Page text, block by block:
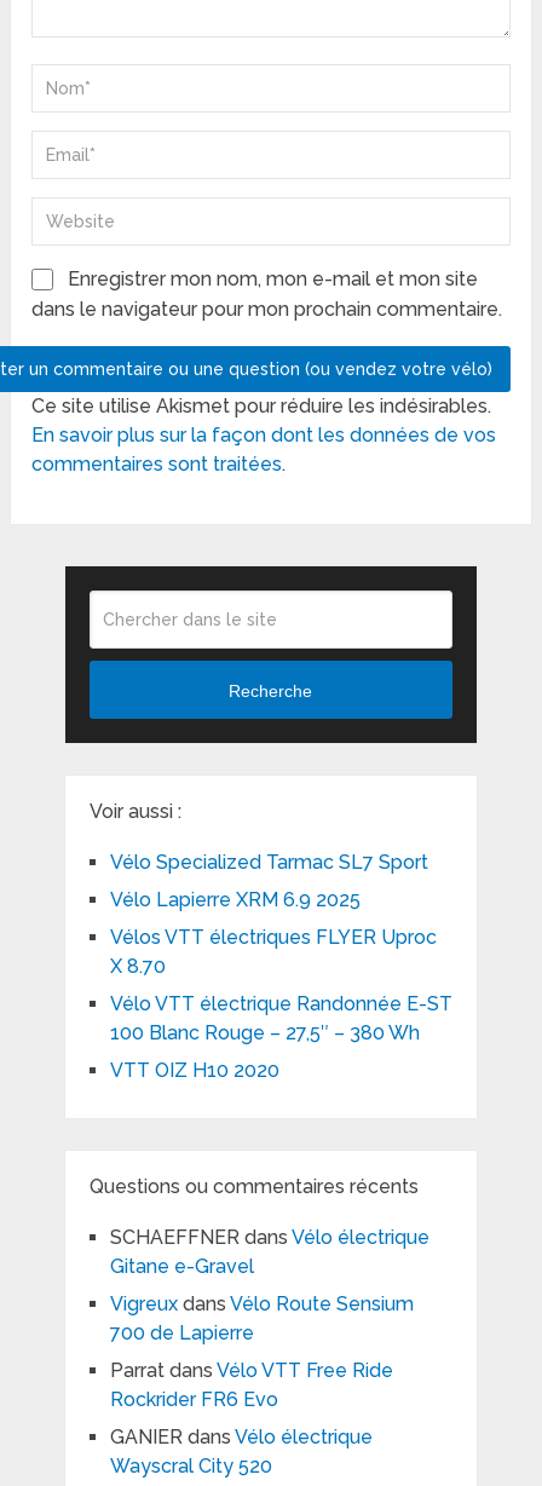
Enregistrer mon nom, mon e-mail et mon site
dans le navigateur pour mon prochain commentaire.
Ce site utilise Akismet pour réduire les indésirables.
En savoir plus sur la façon dont les données de vos
commentaires sont traitées.
Recherche
Voir aussi :
Vélo Specialized Tarmac SL7 Sport
Vélo Lapierre XRM 6.9 2025
Vélos VTT électriques FLYER Uproc
X 8.70
Vélo VTT électrique Randonnée E-ST
100 Blanc Rouge – 27,5″ – 380 Wh
VTT OIZ H10 2020
Questions ou commentaires récents
SCHAEFFNERdans Vélo électrique
Gitane e-Gravel
Vigreuxdans Vélo Route Sensium
700 de Lapierre
Parratdans Vélo VTT Free Ride
Rockrider FR6 Evo
GANIERdans Vélo électrique
Wayscral City 520